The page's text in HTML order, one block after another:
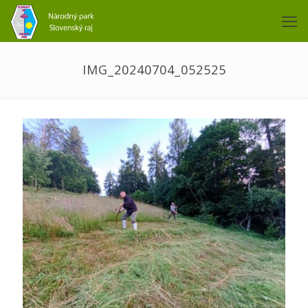
IMG_20240704_052525